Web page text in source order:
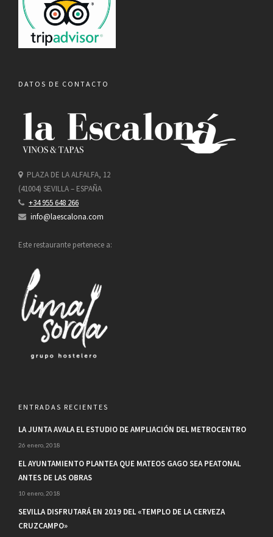
DATOS DE CONTACTO
PLAZA DE LA ALFALFA, 12
(41004) SEVILLA – ESPAÑA
+34 955 648 266
info@laescalona.com
Este restaurante pertenece a:
ENTRADAS RECIENTES
LA JUNTA AVALA EL ESTUDIO DE AMPLIACIÓN DEL METROCENTRO
26 enero, 2018
EL AYUNTAMIENTO PLANTEA QUE MATEOS GAGO SEA PEATONAL
ANTES DE LAS OBRAS
10 enero, 2018
SEVILLA DISFRUTARÁ EN 2019 DEL «TEMPLO DE LA CERVEZA
CRUZCAMPO»